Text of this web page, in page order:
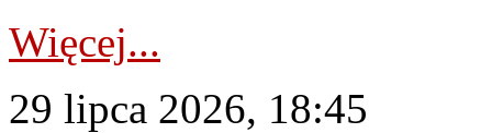
Więcej...
29 lipca 2026, 18:45